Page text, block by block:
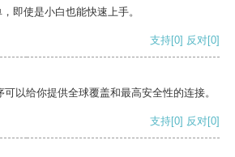
即使是小白也能快速上手。
支持[0] 反对[0]
以给你提供全球覆盖和最高安全性的连接。
支持[0] 反对[0]